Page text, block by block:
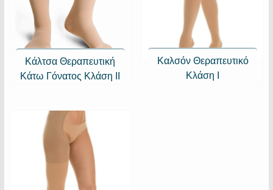
Κάλτσα Θεραπευτική
Κάτω Γόνατος Κλάση ΙΙ
Καλσόν Θεραπευτικό
Κλάση Ι